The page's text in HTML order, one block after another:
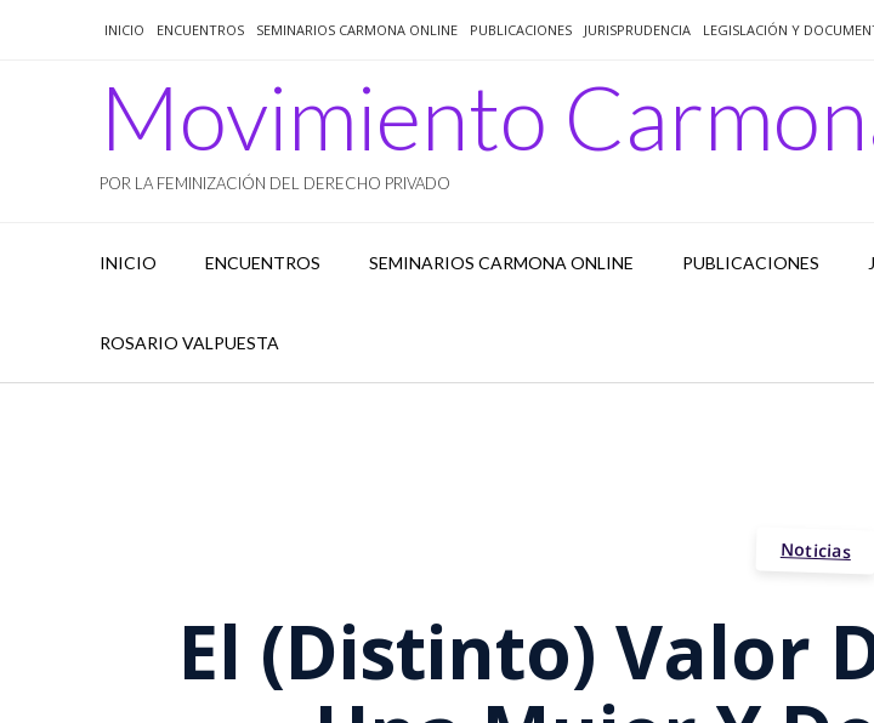
INICIO ENCUENTROS SEMINARIOS CARMONA ONLINE PUBLICACIONES JURISPRUDENCIA LEGISLACIÓN Y
Movimiento
POR LA FEMINIZACIÓN DEL DERECHO PRIVADO
INICIO ENCUENTROS SEMINARIOS CARMONA ONLINE PUBLICACIONES
ROSARIO VALPUESTA
Noticias
El (distinto) Valor